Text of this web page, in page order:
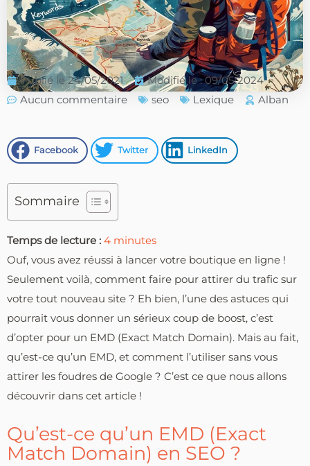
Publié le 24/05/2021
Modifié le : 09/05/2024
Aucun commentaire
seo Lexique Alban
Facebook Twitter LinkedIn
Sommaire
Temps de lecture : 4 minutes
Ouf, vous avez réussi à lancer votre boutique en ligne !
Seulement voilà, comment faire pour attirer du trafic sur
votre tout nouveau site ? Eh bien, l’une des astuces qui
pourrait vous donner un sérieux coup de boost, c’est
d’opter pour un EMD (Exact Match Domain). Mais au fait,
qu’est-ce qu’un EMD, et comment l’utiliser sans vous
attirer les foudres de Google ? C’est ce que nous allons
découvrir dans cet article !
Qu’est-ce qu’un EMD (Exact
Match Domain) en SEO ?